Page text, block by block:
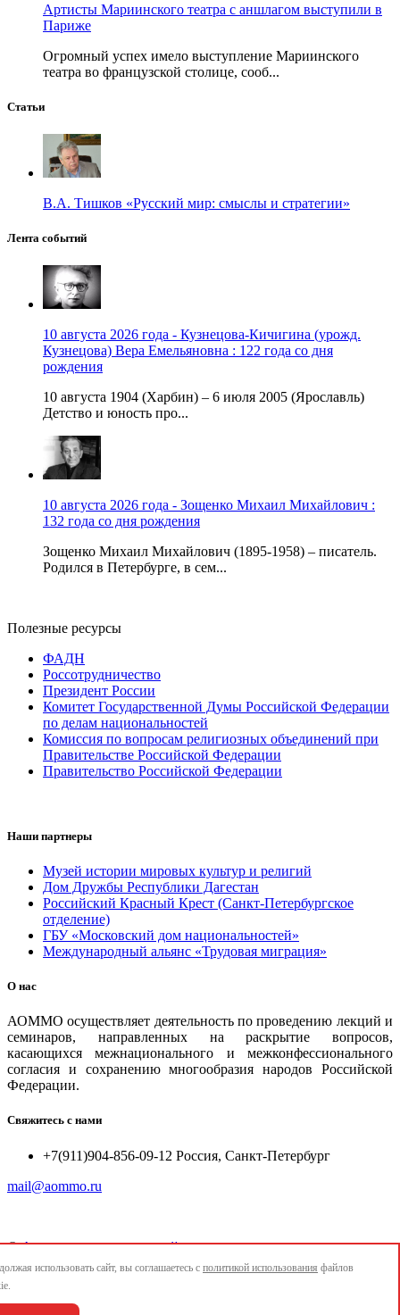
Артисты Мариинского театра с аншлагом выступили в
Париже
Огромный успех имело выступление Мариинского
театра во французской столице, сооб...
Статьи
В.А. Тишков «Русский мир: смыслы и стратегии»
Лента событий
10 августа 2026 года - Кузнецова-Кичигина (урожд.
Кузнецова) Вера Емельяновна : 122 года со дня
рождения
10 августа 1904 (Харбин) – 6 июля 2005 (Ярославль)
Детство и юность про...
10 августа 2026 года - Зощенко Михаил Михайлович :
132 года со дня рождения
Зощенко Михаил Михайлович (1895-1958) – писатель.
Родился в Петербурге, в сем...
Полезные ресурсы
ФАДН
Россотрудничество
Президент России
Комитет Государственной Думы Российской Федерации
по делам национальностей
Комиссия по вопросам религиозных объединений при
Правительстве Российской Федерации
Правительство Российской Федерации
Наши партнеры
Музей истории мировых культур и религий
Дом Дружбы Республики Дагестан
Российский Красный Крест (Санкт-Петербургское
отделение)
ГБУ «Московский дом национальностей»
Международный альянс «Трудовая миграция»
О нас
АОММО осуществляет деятельность по проведению лекций и
семинаров, направленных на раскрытие вопросов,
касающихся межнационального и межконфессионального
согласия и сохранению многообразия народов Российской
Федерации.
Свяжитесь с нами
+7(911)904-856-09-12 Россия, Санкт-Петербург
mail@aommo.ru
© Ассоциация организаций по реализации национальных
проектов и достижению национальных целей развития
mail@aommo.ru
использовать сайт, вы соглашаетесь с политикой использования файлов